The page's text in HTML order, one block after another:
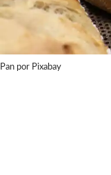
Pan por Pixabay